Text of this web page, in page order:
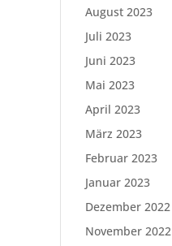
August 2023
Juli 2023
Juni 2023
Mai 2023
April 2023
März 2023
Februar 2023
Januar 2023
Dezember 2022
November 2022